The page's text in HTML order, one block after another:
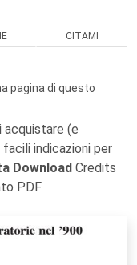
CITAMI
pagina di questo
(e
indicazioni per
Download Credits
PDF